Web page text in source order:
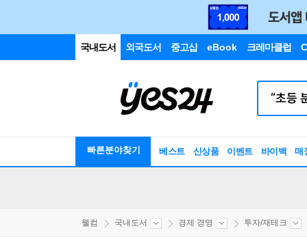
국내도서 외국도서 중고샵 eBook 크레마클럽
빠른분야찾기 베스트 신상품 이벤트 바이백 매
웰컴 국내도서 경제 경영 투자/재테크